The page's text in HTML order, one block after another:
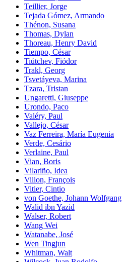
Teillier, Jorge
Tejada Gómez, Armando
Thénon, Susana
Thomas, Dylan
Thoreau, Henry David
Tiempo, César
Tiútchev, Fiódor
Trakl, Georg
Tsvetáyeva, Marina
Tzara, Tristan
Ungaretti, Giuseppe
Urondo, Paco
Valéry, Paul
Vallejo, César
Vaz Ferreira, María Eugenia
Verde, Cesário
Verlaine, Paul
Vian, Boris
Vilariño, Idea
Villon, François
Vitier, Cintio
von Goethe, Johann Wolfgang
Walid ibn Yazid
Walser, Robert
Wang Wei
Watanabe, José
Wen Tingjun
Whitman, Walt